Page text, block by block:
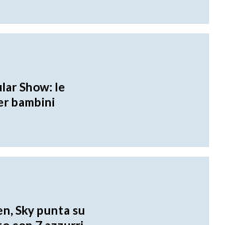
Show: le
bambini
Sky punta su